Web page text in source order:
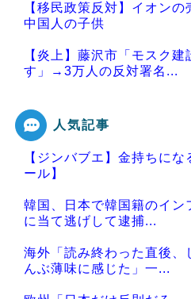
【移民政策反対】イオン
中国人の子供
【炎上】藤沢市「モスク建
す」→3万人の反対署名...
Powered by livedoor 相互
人気記事
【ジンバブエ】金持ちに
ール】
韓国、日本で韓国籍のイン
に当て逃げして逮捕...
海外「読み終わった直後、
んぶ薄味に感じた」一...